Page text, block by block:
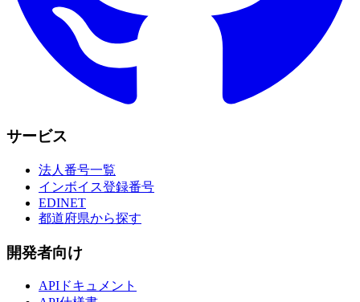
サービス
法人番号一覧
インボイス登録番号
EDINET
都道府県から探す
開発者向け
APIドキュメント